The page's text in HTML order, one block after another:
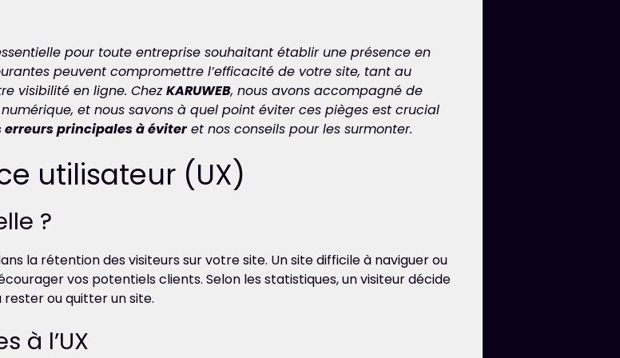
pour toute entreprise souhaitant établir une présence en
peuvent compromettre l’efficacité de votre site, tant au
visibilité en ligne. ChezKARUWEB, nous avons accompagné de
et nous savons à quel point éviter ces pièges est crucial
erreurs principales à éviteret nos conseils pour les surmonter.
utilisateur (UX)
?
la rétention des visiteurs sur votre site. Un site difficile à naviguer ou
vos potentiels clients. Selon les statistiques, un visiteur décide
rester ou quitter un site.
à l’UX